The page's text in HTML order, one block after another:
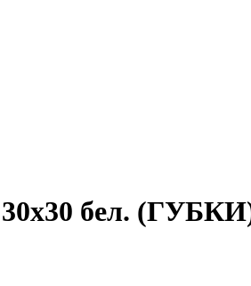
бел. (ГУБКИ)